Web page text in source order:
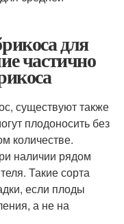
для
частично
существуют также
плодоносить без
количестве.
наличии рядом
Такие сорта
если плоды
а не на